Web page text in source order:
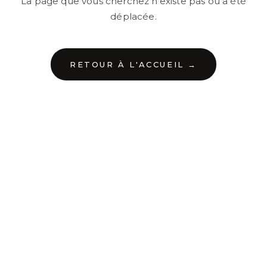
déplacée.
RETOUR À L'ACCUEIL →